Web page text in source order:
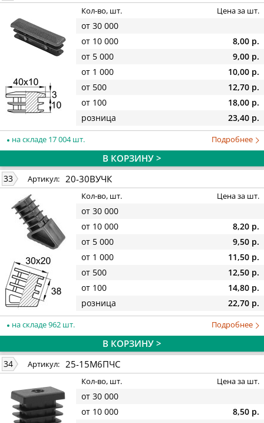
Кол-во, шт. Цена за шт.
от 30 000
от 10 000
8,00 р.
от 5 000
9,00 р.
от 1 000
10,00 р.
от 500
12,70 р.
от 100
18,00 р.
розница
23,40 р.
на складе 17 004 шт. Подробнее
В КОРЗИНУ >
33 Артикул: 20-30ВУЧК
Кол-во, шт. Цена за шт.
от 30 000
от 10 000
8,20 р.
от 5 000
9,50 р.
от 1 000
11,50 р.
от 500
12,50 р.
от 100
14,80 р.
розница
22,70 р.
на складе 962 шт. Подробнее
В КОРЗИНУ >
34 Артикул: 25-15М6ПЧС
Кол-во, шт. Цена за шт.
от 30 000
от 10 000
8,50 р.